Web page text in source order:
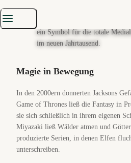
Magie in Bewegung
In den 2000ern donnerten Jacksons
Game of Thrones ließ die Fantasy in
sie sich schließlich in ihrem eigenen
Miyazaki ließ Wälder atmen und
produzierte Serien, in denen Elfen
unterschreiben.